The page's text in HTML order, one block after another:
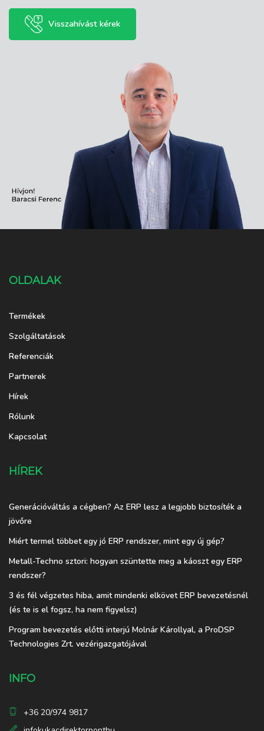
Visszahívást kérek
OLDALAK
Termékek
Szolgáltatások
Referenciák
Partnerek
Hírek
Rólunk
Kapcsolat
HÍREK
Generációváltás a cégben? Az ERP lesz a legjobb biztosíték a
jövőre
Miért termel többet egy jó ERP rendszer, mint egy új gép?
Metall-Techno sztori: hogyan szüntette meg a káoszt egy ERP
rendszer?
3 és fél végzetes hiba, amit mindenki elkövet ERP bevezetésnél
(és te is el fogsz, ha nem figyelsz)
Program bevezetés előtti interjú Molnár Károllyal, a ProDSP
Technologies Zrt. vezérigazgatójával
INFO
+36 20/974 9817